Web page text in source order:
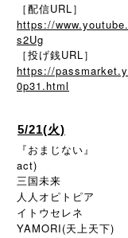
［配信URL］
https://
s2Ug
［投げ銭URL］
https://
0p31.html
5/21(火)
『おまじない』
act)
三国未来
人人オピトピア
イトウセレネ
YAMORI(天上天下)